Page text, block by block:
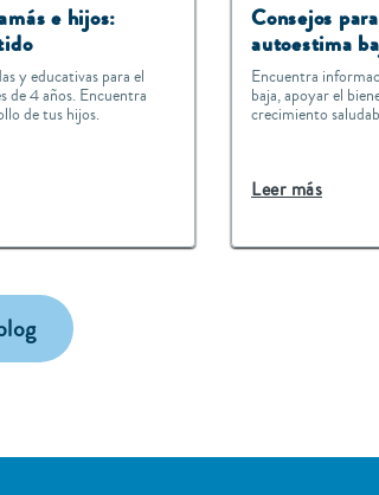
e hijos:
y educativas para el
de 4 años. Encuentra
de tus hijos.
Consejos
autoestima
Encuentra
baja, apoyar el
crecimiento
Leer más